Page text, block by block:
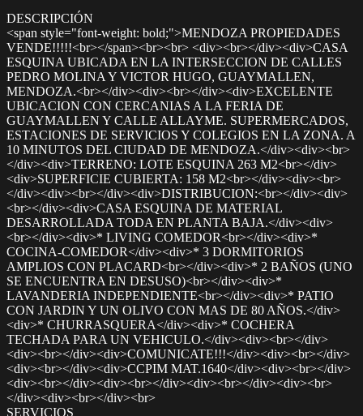
DESCRIPCIÓN
<span style="font-weight: bold;">MENDOZA PROPIEDADES
VENDE!!!!!<br></span><br><br> <div><br></div><div>CASA
ESQUINA UBICADA EN LA INTERSECCION DE CALLES
PEDRO MOLINA Y VICTOR HUGO, GUAYMALLEN,
MENDOZA.<br></div><div><br></div><div>EXCELENTE
UBICACION CON CERCANIAS A LA FERIA DE
GUAYMALLEN Y CALLE ALLAYME. SUPERMERCADOS,
ESTACIONES DE SERVICIOS Y COLEGIOS EN LA ZONA. A
10 MINUTOS DEL CIUDAD DE MENDOZA.</div><div><br>
</div><div>TERRENO: LOTE ESQUINA 263 M2<br></div>
<div>SUPERFICIE CUBIERTA: 158 M2<br></div><div><br>
</div><div><br></div><div>DISTRIBUCION:<br></div><div>
<br></div><div>CASA ESQUINA DE MATERIAL
DESARROLLADA TODA EN PLANTA BAJA.</div><div>
<br></div><div>* LIVING COMEDOR<br></div><div>*
COCINA-COMEDOR</div><div>* 3 DORMITORIOS
AMPLIOS CON PLACARD<br></div><div>* 2 BAÑOS (UNO
SE ENCUENTRA EN DESUSO)<br></div><div>*
LAVANDERIA INDEPENDIENTE<br></div><div>* PATIO
CON JARDIN Y UN OLIVO CON MAS DE 80 AÑOS.</div>
<div>* CHURRASQUERA</div><div>* COCHERA
TECHADA PARA UN VEHICULO.</div><div><br></div>
<div><br></div><div>COMUNICATE!!!</div><div><br></div>
<div><br></div><div>CCPIM MAT.1640</div><div><br></div>
<div><br></div><div><br></div><div><br></div><div><br>
</div><div><br></div><br>
SERVICIOS